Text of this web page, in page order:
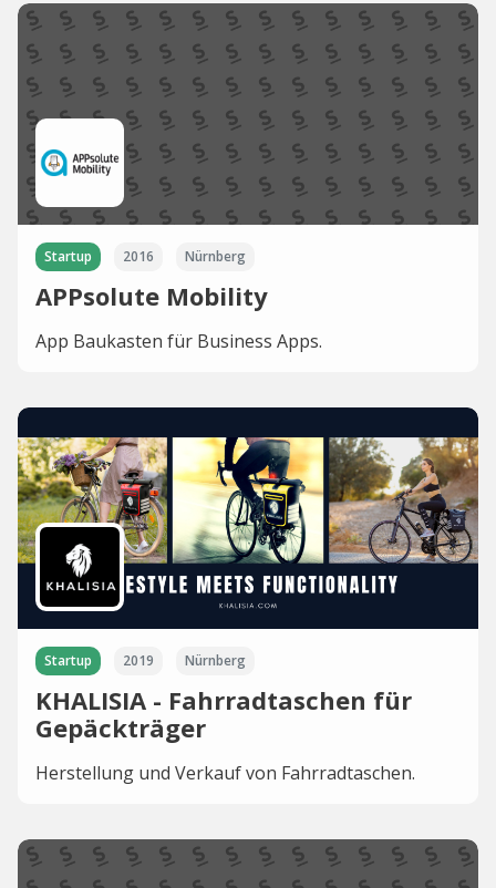
Startup 2016 Nürnberg
APPsolute Mobility
App Baukasten für Business Apps.
Startup 2019 Nürnberg
KHALISIA - Fahrradtaschen für
Gepäckträger
Herstellung und Verkauf von Fahrradtaschen.